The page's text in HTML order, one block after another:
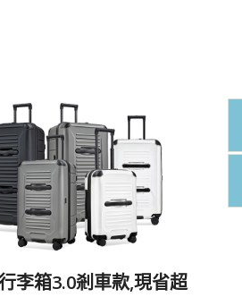
李箱3.0剎車款,現省超